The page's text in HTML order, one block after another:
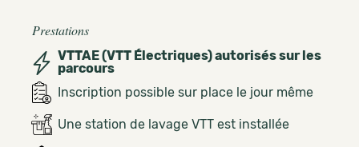
Prestations
VTTAE (VTT Électriques) autorisés sur les
parcours
Inscription possible sur place le jour même
Une station de lavage VTT est installée